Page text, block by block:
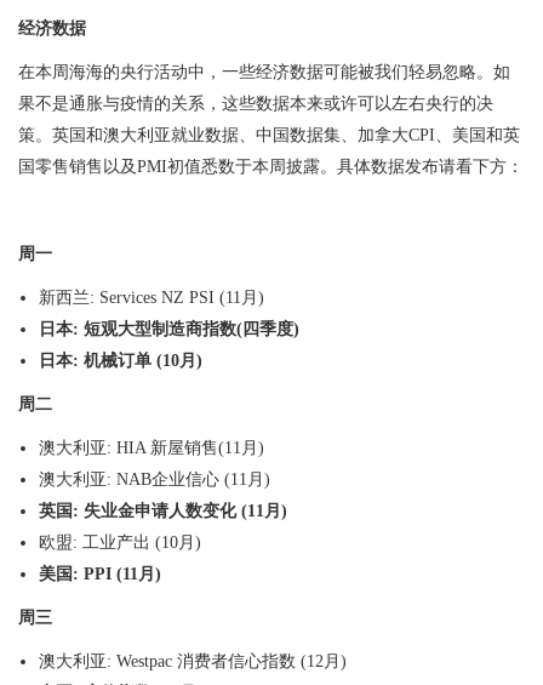
经济数据
在本周海海的央行活动中，一些经济数据可能被我们轻易忽略。如
果不是通胀与疫情的关系，这些数据本来或许可以左右央行的决
策。英国和澳大利亚就业数据、中国数据集、加拿大CPI、美国和英
国零售销售以及PMI初值悉数于本周披露。具体数据发布请看下方：
周一
新西兰: Services NZ PSI (11 月 )
日本: 短观大型制造商指数( 四季度)
日本: 机械订单 (10月 )
周二
澳大利亚 : HIA 新屋销售(11 月 )
澳大利亚 : NAB企业信心 (11 月 )
英国 : 失业金申请人数变化 (11月 )
欧盟: 工业产出 (10月 )
美国 : PPI (11月 )
周三
澳大利亚 : Westpac 消费者信心指数 (12月 )